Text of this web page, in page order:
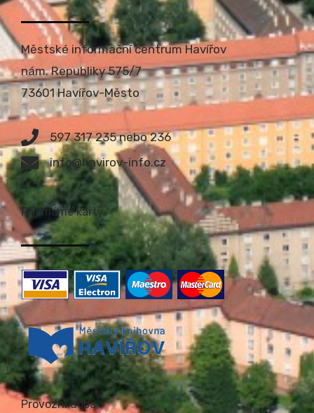
Městské informační centrum Havířov
nám. Republiky 575/7
73601 Havířov-Město
597 317 235 nebo 236
info@havirov-info.cz
Přijímáme karty
Provozní doba